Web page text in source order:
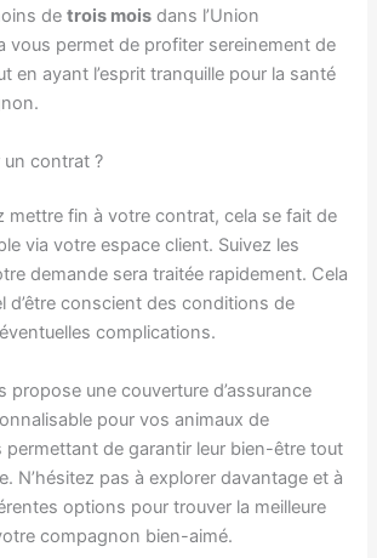
detrois mois dans l’Union
vous permet de profiter sereinement de
en ayant l’esprit tranquille pour la santé
un contrat ?
mettre fin à votre contrat, cela se fait de
via votre espace client. Suivez les
demande sera traitée rapidement. Cela
d’être conscient des conditions de
complications.
propose une couverture d’assurance
pour vos animaux de
permettant de garantir leur bien-être tout
N’hésitez pas à explorer davantage et à
options pour trouver la meilleure
compagnon bien-aimé.